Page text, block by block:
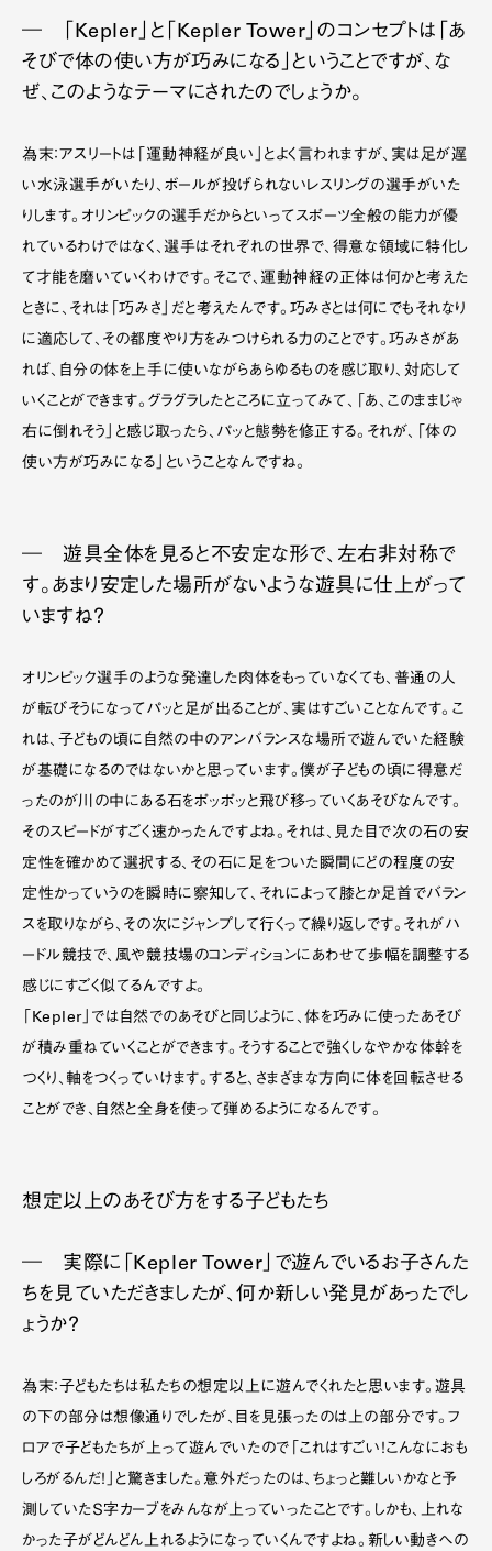
― 「Kepler」と「Kepler Tower」のコンセプトは「あ
そびで体の使い方が巧みになる」ということですが、な
ぜ、このようなテーマにされたのでしょうか。
為末：アスリートは「運動神経が良い」とよく言われますが、実は足が遅
い水泳選手がいたり、ボールが投げられないレスリングの選手がいた
りします。オリンピックの選手だからといってスポーツ全般の能力が優
れているわけではなく、選手はそれぞれの世界で、得意な領域に特化し
て才能を磨いていくわけです。そこで、運動神経の正体は何かと考えた
ときに、それは「巧みさ」だと考えたんです。巧みさとは何にでもそれなり
に適応して、その都度やり方をみつけられる力のことです。巧みさがあ
れば、自分の体を上手に使いながらあらゆるものを感じ取り、対応して
いくことができます。グラグラしたところに立ってみて、「あ、このままじゃ
右に倒れそう」と感じ取ったら、パッと態勢を修正する。それが、「体の
使い方が巧みになる」ということなんですね。
― 遊具全体を見ると不安定な形で、左右非対称で
す。あまり安定した場所がないような遊具に仕上がって
いますね？
オリンピック選手のような発達した肉体をもっていなくても、普通の人
が転びそうになってパッと足が出ることが、実はすごいことなんです。こ
れは、子どもの頃に自然の中のアンバランスな場所で遊んでいた経験
が基礎になるのではないかと思っています。僕が子どもの頃に得意だ
ったのが川の中にある石をポッポッと飛び移っていくあそびなんです。
そのスピードがすごく速かったんですよね。それは、見た目で次の石の安
定性を確かめて選択する、その石に足をついた瞬間にどの程度の安
定性かっていうのを瞬時に察知して、それによって膝とか足首でバラン
スを取りながら、その次にジャンプして行くって繰り返しです。それがハ
ードル競技で、風や競技場のコンディションにあわせて歩幅を調整する
感じにすごく似てるんですよ。
「Kepler」では自然でのあそびと同じように、体を巧みに使ったあそび
が積み重ねていくことができます。そうすることで強くしなやかな体幹を
つくり、軸をつくっていけます。すると、さまざまな方向に体を回転させる
ことができ、自然と全身を使って弾めるようになるんです。
想定以上のあそび方をする子どもたち
― 実際に「Kepler Tower」で遊んでいるお子さんた
ちを見ていただきましたが、何か新しい発見があったでし
ょうか？
為末：子どもたちは私たちの想定以上に遊んでくれたと思います。遊具
の下の部分は想像通りでしたが、目を見張ったのは上の部分です。フ
ロアで子どもたちが上って遊んでいたので「これはすごい！こんなにおも
しろがるんだ！」と驚きました。意外だったのは、ちょっと難しいかなと予
測していたＳ字カーブをみんなが上っていったことです。しかも、上れな
かった子がどんどん上れるようになっていくんですよね。新しい動きへの